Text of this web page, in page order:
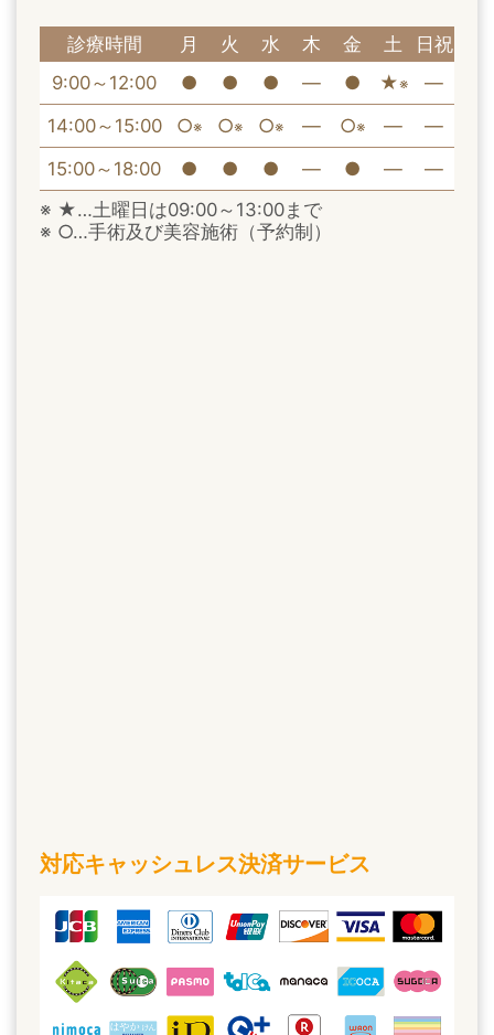
※ ★…土曜日は09:00～13:00まで
※ ○…手術及び美容施術（予約制）
診療時間 月 火 水 木 金 土
日祝
9:00～12:00
● ● ● ― ● ★※
―
14:00～15:00
○※ ○※ ○※ ― ○※ ―
―
15:00～18:00
● ● ● ― ● ― ―
対応キャッシュレス決済サービス